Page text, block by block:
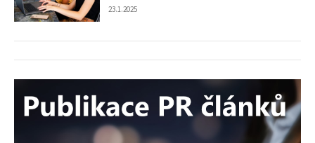
23.1.2025